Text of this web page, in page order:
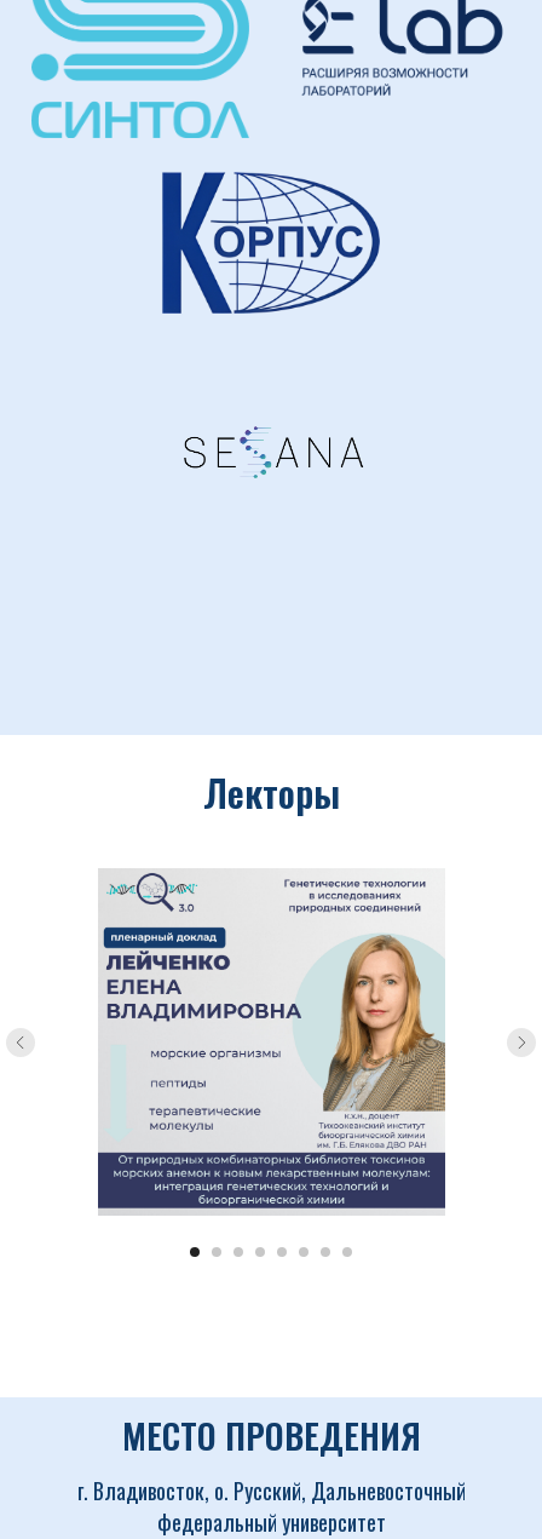
Лекторы
МЕСТО ПРОВЕДЕНИЯ
г. Владивосток, о. Русский, Дальневосточный
федеральный университет